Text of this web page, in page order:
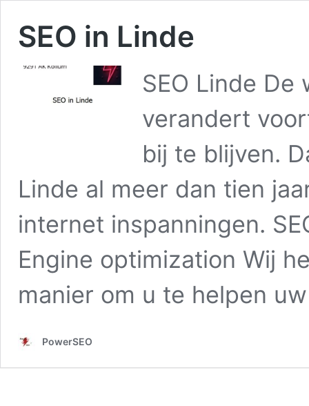
SEO in Linde
SEO Linde
verandert
bij te blijven.
Linde al meer dan tien
internet inspanningen.
Engine optimization Wij
manier om u te helpen
PowerSEO